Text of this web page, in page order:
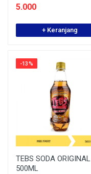
5.000
+ Keranjang
-13%
TEBS SODA ORIGINAL
500ML